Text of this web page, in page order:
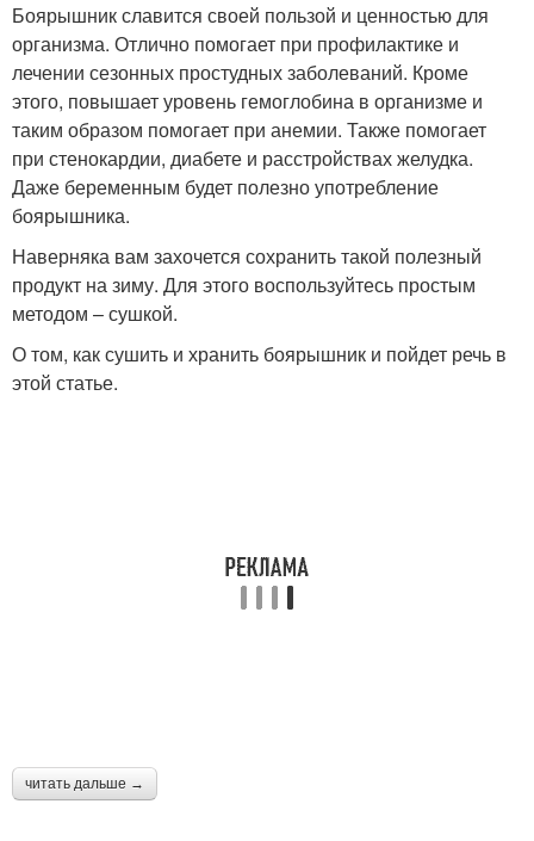
Боярышник славится своей пользой и ценностью для
организма. Отлично помогает при профилактике и
лечении сезонных простудных заболеваний. Кроме
этого, повышает уровень гемоглобина в организме и
таким образом помогает при анемии. Также помогает
при стенокардии, диабете и расстройствах желудка.
Даже беременным будет полезно употребление
боярышника.
Наверняка вам захочется сохранить такой полезный
продукт на зиму. Для этого воспользуйтесь простым
методом – сушкой.
О том, как сушить и хранить боярышник и пойдет речь в
этой статье.
читать дальше →